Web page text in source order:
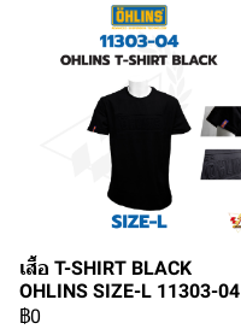
เสื้อ T-SHIRT BLACK
OHLINS SIZE-L 11303-04
฿0